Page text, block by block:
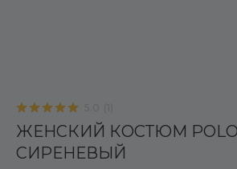
ЖЕНСКИЙ КОСТЮМ POLO
СИРЕНЕВЫЙ